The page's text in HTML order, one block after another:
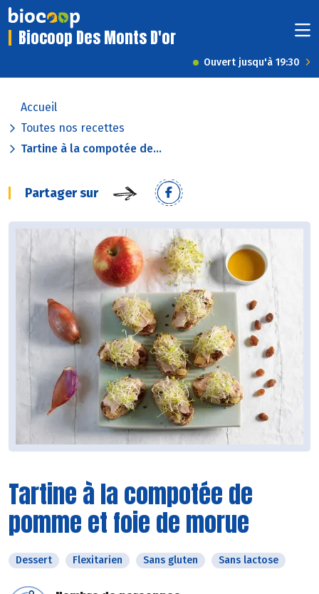
Biocoop Des Monts D'or
Ouvert jusqu'à 19:30
Accueil
Toutes nos recettes
Tartine à la compotée de...
Partager sur
Tartine à la compotée de
pomme et foie de morue
Dessert Flexitarien Sans gluten Sans lactose